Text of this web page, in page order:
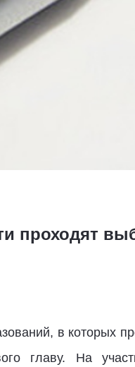
проходят
в которых
главу. На